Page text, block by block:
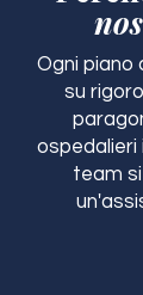
Ogni
su
ospedalieri
team